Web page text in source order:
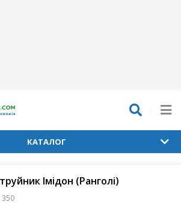
КАТАЛОГ
Імідон (Ранголі)
350